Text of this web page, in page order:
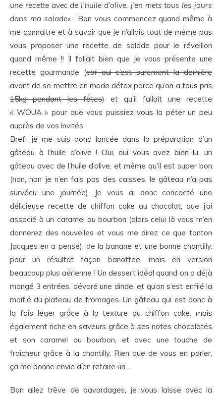
une recette avec de l’huile d’olive, j’en mets tous les jours
dans ma salade« . Bon vous commencez quand même à
me connaitre et à savoir que je n’allais tout de même pas
vous proposer une recette de salade pour le réveillon
quand même !! Il fallait bien que je vous présente une
recette gourmande (car oui c’est surement la dernière
avant de se mettre en mode détox parce qu’on a tous pris
15kg pendant les fêtes) et qu’il fallait une recette
« WOUA » pour que vous puissiez vous la péter un peu
auprès de vos invités.
Bref, je me suis donc lancée dans la préparation d’un
gâteau à l’huile d’olive ! Oui, oui vous avez bien lu, un
gâteau avec de l’huile d’olive, et même qu’il est super bon
(non, non je n’en fais pas des caisses, le gâteau n’a pas
survécu une journée). Je vous ai donc concocté une
délicieuse recette de chiffon cake au chocolat, que j’ai
associé à un caramel au bourbon (alors celui là vous m’en
donnerez des nouvelles et vous me direz ce que tonton
Jacques en a pensé), de la banane et une bonne chantilly,
pour un résultat façon banoffee, mais en version
beaucoup plus aérienne ! Un dessert idéal quand on a déjà
mangé 3 entrées, dévoré une dinde, et qu’on s’est enfilé la
moitié du plateau de fromages. Un gâteau qui est donc à
la fois léger grâce à la texture du chiffon cake, mais
également riche en saveurs grâce à ses notes chocolatés
et son caramel au bourbon, et avec une touche de
fraicheur grâce à la chantilly. Rien que de vous en parler,
ça me donne envie d’en refaire un…
Bon allez trêve de bavardages, je vous laisse avec la